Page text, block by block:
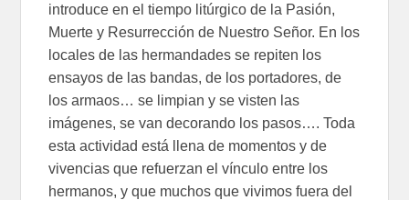
introduce en el tiempo litúrgico de la Pasión,
Muerte y Resurrección de Nuestro Señor. En los
locales de las hermandades se repiten los
ensayos de las bandas, de los portadores, de
los armaos… se limpian y se visten las
imágenes, se van decorando los pasos…. Toda
esta actividad está llena de momentos y de
vivencias que refuerzan el vínculo entre los
hermanos, y que muchos que vivimos fuera del